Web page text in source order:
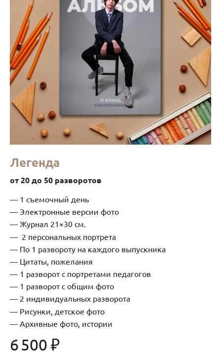
Легенда
от 20 до 50 разворотов
1 съемочный день
Электронные версии фото
Журнал 21×30 см.
2 персональных портрета
По 1 развороту на каждого выпускника
Цитаты, пожелания
1 разворот с портретами педагогов
1 разворот с общим фото
2 индивидуальных разворота
Рисунки, детское фото
Архивные фото, истории
6 500 ₽